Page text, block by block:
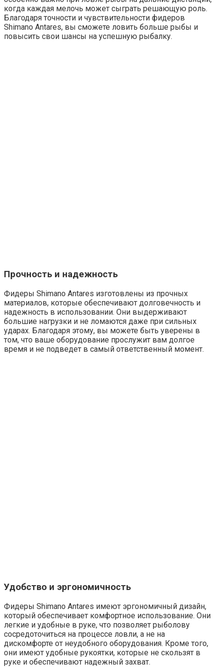
когда каждая мелочь может сыграть решающую роль.
Благодаря точности и чувствительности фидеров
Shimano Antares, вы сможете ловить больше рыбы и
повысить свои шансы на успешную рыбалку.
Прочность и надежность
Фидеры Shimano Antares изготовлены из прочных
материалов, которые обеспечивают долговечность и
надежность в использовании. Они выдерживают
большие нагрузки и не ломаются даже при сильных
ударах. Благодаря этому, вы можете быть уверены в
том, что ваше оборудование прослужит вам долгое
время и не подведет в самый ответственный момент.
Удобство и эргономичность
Фидеры Shimano Antares имеют эргономичный дизайн,
который обеспечивает комфортное использование. Они
легкие и удобные в руке, что позволяет рыболову
сосредоточиться на процессе ловли, а не на
дискомфорте от неудобного оборудования. Кроме того,
они имеют удобные рукоятки, которые не скользят в
руке и обеспечивают надежный захват.